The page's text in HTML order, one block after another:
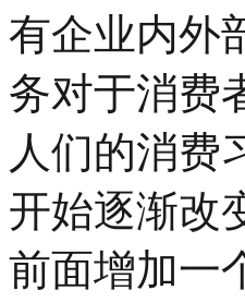
有企业内外
务对于消费
人们的消费
开始逐渐改
前面增加一